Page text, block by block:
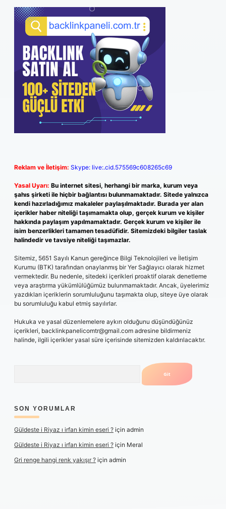
Reklam ve İletişim: Skype: live:.cid.575569c608265c69
Yasal Uyarı: Bu internet sitesi, herhangi bir marka, kurum veya
şahıs şirketi ile hiçbir bağlantısı bulunmamaktadır. Sitede yalnızca
kendi hazırladığımız makaleler paylaşılmaktadır. Burada yer alan
içerikler haber niteliği taşımamakta olup, gerçek kurum ve kişiler
hakkında paylaşım yapılmamaktadır. Gerçek kurum ve kişiler ile
isim benzerlikleri tamamen tesadüfidir. Sitemizdeki bilgiler taslak
halindedir ve tavsiye niteliği taşımazlar.
Sitemiz, 5651 Sayılı Kanun gereğince Bilgi Teknolojileri ve İletişim
Kurumu (BTK) tarafından onaylanmış bir Yer Sağlayıcı olarak hizmet
vermektedir. Bu nedenle, sitedeki içerikleri proaktif olarak denetleme
veya araştırma yükümlülüğümüz bulunmamaktadır. Ancak, üyelerimiz
yazdıkları içeriklerin sorumluluğunu taşımakta olup, siteye üye olarak
bu sorumluluğu kabul etmiş sayılırlar.
Hukuka ve yasal düzenlemelere aykırı olduğunu düşündüğünüz
içerikleri, backlinkpanelicomtr@gmail.com adresine bildirmeniz
halinde, ilgili içerikler yasal süre içerisinde sitemizden kaldırılacaktır.
SON YORUMLAR
Güldeste i Riyaz ı irfan kimin eseri ? için admin
Güldeste i Riyaz ı irfan kimin eseri ? için Meral
Gri renge hangi renk yakışır ? için admin